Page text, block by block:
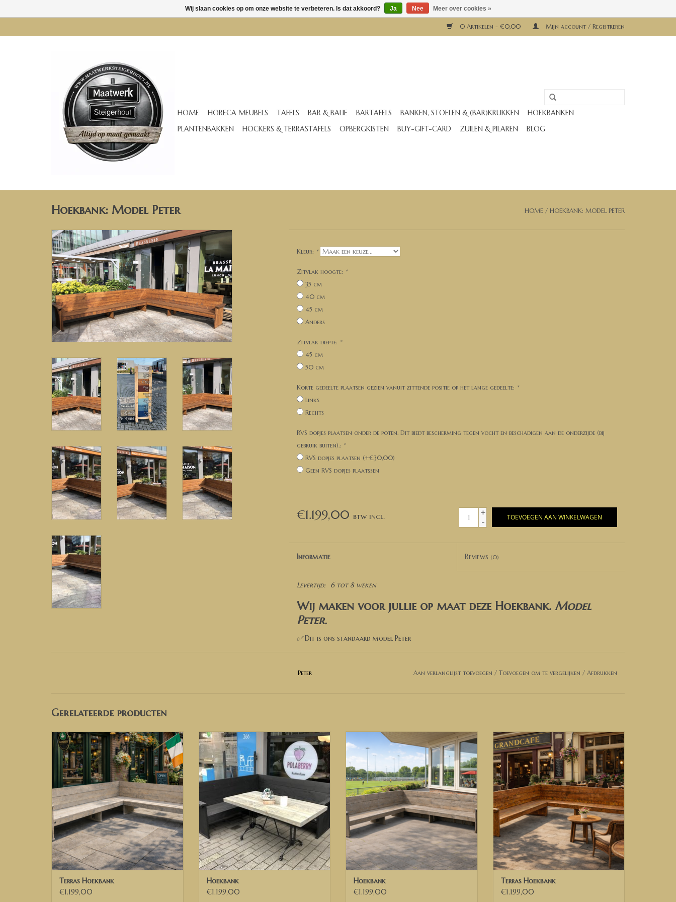
0 Artikelen - €0,00 Mijn account / Registreren
HOME HORECA MEUBELS TAFELS BAR & BALIE BARTAFELS BANKEN, STOELEN & (BAR)KRUKKEN
HOEKBANKEN
PLANTENBAKKEN
HOCKERS & TERRASTAFELS OPBERGKISTEN BUY-GIFT-CARD ZUILEN & PILAREN BLOG
Hoekbank: Model Peter HOME / HOEKBANK: MODEL PETER
Kleur: *
Zitvlak hoogte: *
35 cm
40 cm
45 cm
Anders
Zitvlak diepte: *
45 cm
50 cm
Korte gedeelte plaatsen gezien vanuit zittende positie op het lange gedeelte: *
Links
Rechts
RVS dopjes plaatsen onder de poten. Dit biedt bescherming tegen vocht en beschadigen aan de onderzijde (bij
gebruik buiten).: *
RVS dopjes plaatsen (+€30,00)
Geen RVS dopjes plaatssen
€1.199,00
+
-
TOEVOEGEN AAN WINKELWAGEN
Informatie Reviews (0)
Levertijd: 6 tot 8 weken
Wij maken voor jullie op maat deze Hoekbank. Model
Peter.
✅Dit is ons standaard model Peter
✅ Kies de opties
Afmetingen Bank op foto
Let op! Dit model is alleen nog beschikbaar in een maximale buitenmaat van 300 cm x 300 cm.
Indien gewenst, kunnen we de opstelling verlengen door een losstaande bank ernaast te plaatsen.
Buitenmaat 400 cm x 350 cm
Diepe buitenmaat 63 cm
Zitdiepte 50 cm
Zithoogte 45 cm ✅ Al deze afmetingen zijn aanpasbaar (zie de opties)
Model op de foto is behandeld met een Old Brown wash.
✅ Heeft u andere wensen of ideeën, neem dan gerust contact met ons op. Dan kunnen wij de
mogelijkheden bespreken.
Peter Aan verlanglijst toevoegen / Toevoegen om te vergelijken / Afdrukken
Gerelateerde producten
Terrasbank Hoekbank XL
TOEVOEGEN AAN WINKELWAGEN
Terras Hoekbank
€1.199,00
Terrasbank Hoekbank XL
TOEVOEGEN AAN WINKELWAGEN
Hoekbank
€1.199,00
Terrasbank Hoekbank XL
TOEVOEGEN AAN WINKELWAGEN
Hoekbank
€1.199,00
Terrasbank Hoekbank XL
TOEVOEGEN AAN WINKELWAGEN
Terras Hoekbank
€1.199,00
Wij slaan cookies op om onze website te verbeteren. Is dat akkoord? Ja Nee Meer over cookies »